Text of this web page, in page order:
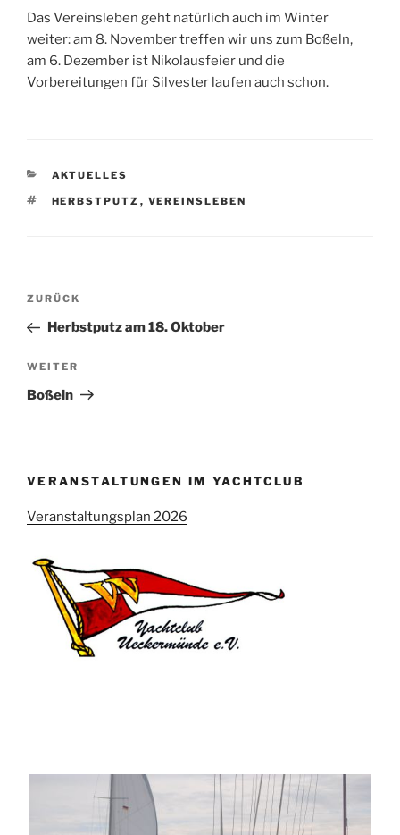
Das Vereinsleben geht natürlich auch im Winter
weiter: am 8. November treffen wir uns zum Boßeln,
am 6. Dezember ist Nikolausfeier und die
Vorbereitungen für Silvester laufen auch schon.
KATEGORIEN
AKTUELLES
SCHLAGWÖRTER
HERBSTPUTZ , VEREINSLEBEN
Beitragsnavigation
Vorheriger
Beitrag
ZURÜCK
Herbstputz am 18. Oktober
Nächster
Beitrag
WEITER
Boßeln
VERANSTALTUNGEN IM YACHTCLUB
Veranstaltungsplan 2026